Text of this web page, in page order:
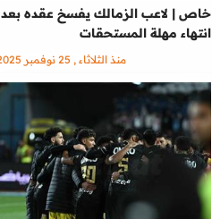
خاص | لاعب الزمالك يفسخ عقده بعد
انتهاء مهلة المستحقات
منذ الثلاثاء , 25 نوفمبر 2025